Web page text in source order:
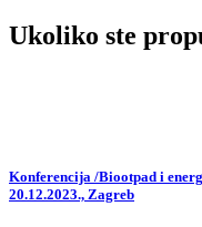
Ukoliko ste
Konferencija /Biootpad i
20.12.2023., Zagreb